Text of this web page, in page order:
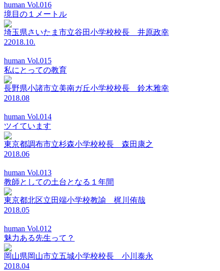
human Vol.016
境目の１メートル
埼玉県さいたま市立谷田小学校校長 井原政幸
22018.10.
human Vol.015
私にとっての教育
長野県小諸市立美南ガ丘小学校校長 鈴木雅幸
2018.08
human Vol.014
ツイています
東京都調布市立杉森小学校校長 森田康之
2018.06
human Vol.013
教師としての土台となる１年間
東京都北区立田端小学校教諭 梶川侑哉
2018.05
human Vol.012
魅力ある先生って？
岡山県岡山市立五城小学校校長 小川泰永
2018.04